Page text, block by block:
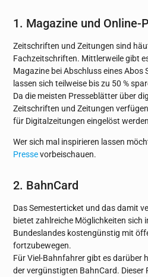
1. Magazine und Online-
Zeitschriften und Zeitungen sind
Fachzeitschriften. Mittlerweile gibt
Magazine bei Abschluss eines
lassen sich teilweise bis zu 50 %
Da die meisten Presseblätter über
Zeitschriften und Zeitungen
für Digitalzeitungen eingelöst
Wer sich mal inspirieren lassen
Pressevorbeischauen.
2. BahnCard
Das Semesterticket und das damit
bietet zahlreiche Möglichkeiten sich
Bundeslandes kostengünstig mit
fortzubewegen.
Für Viel-Bahnfahrer gibt es darüber
der vergünstigten BahnCard.